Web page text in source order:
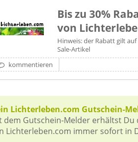
Bis zu 30%
von
Hinweis: der Rabatt gilt
Sale-Artikel
kommentieren
Lichterleben.com Gutschein-
dem Gutschein-Melder erhältst
Lichterleben.com immer sofort in